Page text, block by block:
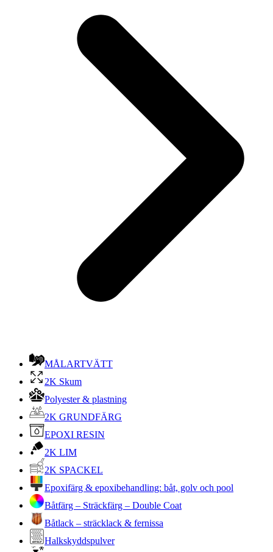
MÅLARTVÄTT
2K Skum
Polyester & plastning
2K GRUNDFÄRG
EPOXI RESIN
2K LIM
2K SPACKEL
Epoxifärg & epoxibehandling: båt, golv och pool
Båtfärg – Sträckfärg – Double Coat
Båtlack – sträcklack & fernissa
Halkskyddspulver